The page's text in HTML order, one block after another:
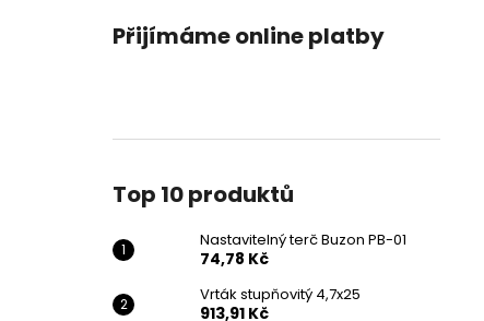
Přijímáme online platby
Top 10 produktů
Nastavitelný terč Buzon PB-01
74,78 Kč
Vrták stupňovitý 4,7x25
913,91 Kč